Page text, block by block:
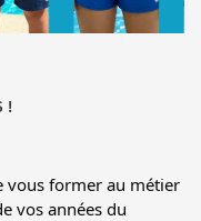
!
vous former au métier
vos années du